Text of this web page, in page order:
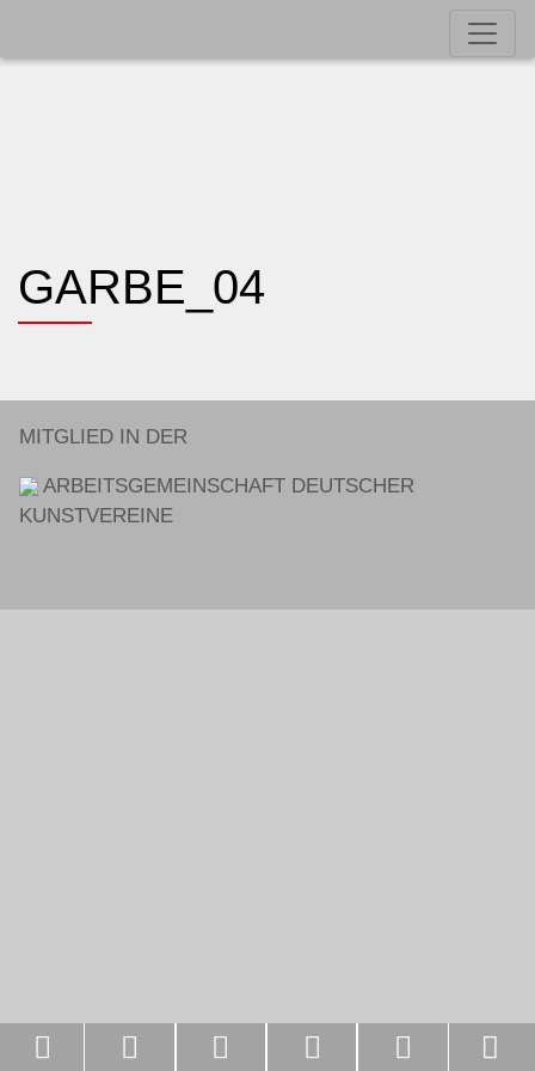
GARBE_04
MITGLIED IN DER
ARBEITSGEMEINSCHAFT DEUTSCHER
KUNSTVEREINE